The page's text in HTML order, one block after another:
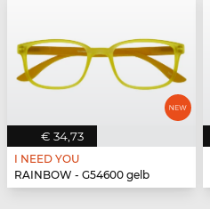
€ 34,73
I NEED YOU
RAINBOW - G54600 gelb